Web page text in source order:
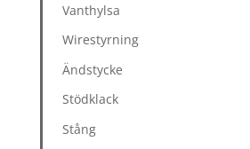
Vanthylsa
Wirestyrning
Ändstycke
Stödklack
Stång